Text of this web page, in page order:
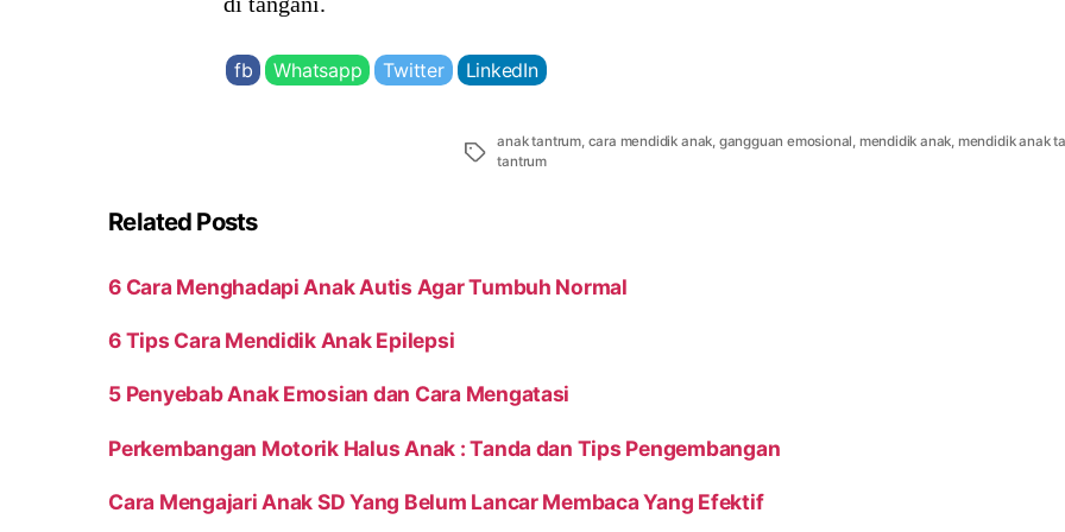
fb Whatsapp Twitter LinkedIn
Tags
anak tantrum, cara mendidik anak, gangguan emosional, mendidik anak, mendidik anak
tantrum
Related Posts
6 Cara Menghadapi Anak Autis Agar Tumbuh Normal
6 Tips Cara Mendidik Anak Epilepsi
5 Penyebab Anak Emosian dan Cara Mengatasi
Perkembangan Motorik Halus Anak : Tanda dan Tips Pengembangan
Cara Mengajari Anak SD Yang Belum Lancar Membaca Yang Efektif